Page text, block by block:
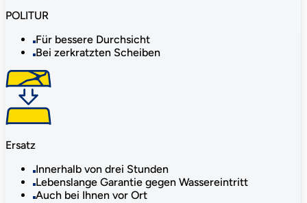
POLITUR
Für bessere Durchsicht
Bei zerkratzten Scheiben
Ersatz
Innerhalb von drei Stunden
Lebenslange Garantie gegen Wassereintritt
Auch bei Ihnen vor Ort